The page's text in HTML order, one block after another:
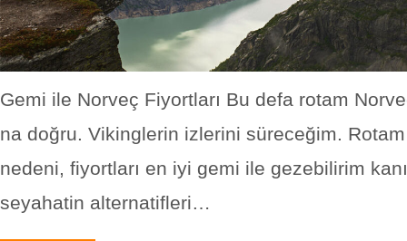
Gemi ile Norveç Fiyortları Bu defa rotam
na doğru. Vikinglerin izlerini süreceğim.
nedeni, fiyortları en iyi gemi ile gezebilirim
seyahatin alternatifleri…